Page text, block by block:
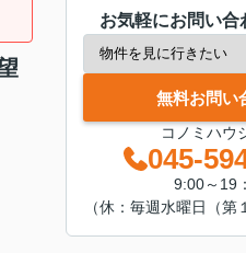
お気軽にお問い合
無料お問い
コノミハウ
045-
9:00～19
（休：毎週水曜日（第